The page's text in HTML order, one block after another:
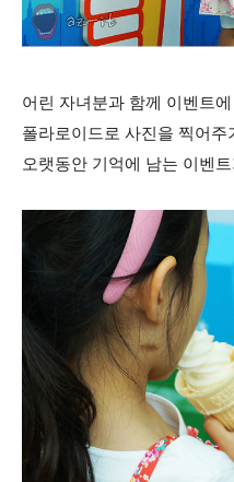
어린 자녀분과 함께 이벤트
폴라로이드로 사진을 찍어
오랫동안 기억에 남는 이벤